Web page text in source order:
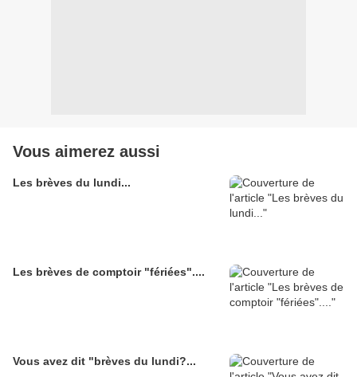
Vous aimerez aussi
Les brèves du lundi...
Les brèves de comptoir "fériées"....
Vous avez dit "brèves du lundi?...